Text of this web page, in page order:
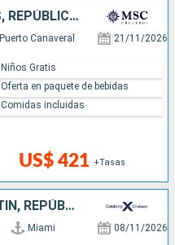
ESTADOS UNIDOS, BAHAMAS, REPÚBLICA DOMINICANA
Puerto Canaveral 21/11/2026
US$ 421 +Tasas
Niños Gratis
Oferta en paquete de bebidas
Comidas incluidas
ESTADOS UNIDOS, SAN MARTÍN, REPÚBLICA DOMINICANA
Miami 08/11/2026